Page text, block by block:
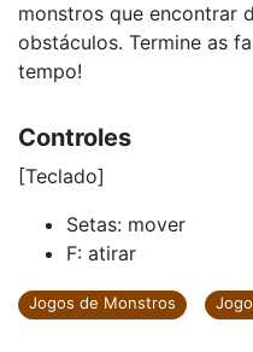
monstros que encontrar
obstáculos. Termine as
tempo!
Controles
[Teclado]
Setas: mover
F: atirar
Jogos de Monstros